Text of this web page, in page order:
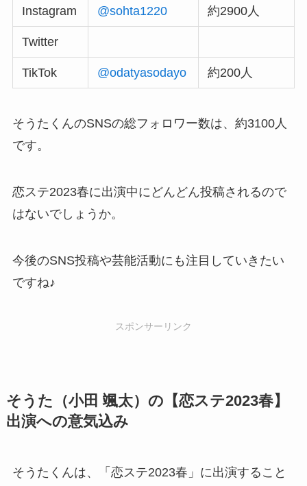
Instagram @sohta1220 約2900人
Twitter
TikTok @odatyasodayo 約200人
そうたくんのSNSの総フォロワー数は、約3100人
です。
恋ステ2023春に出演中にどんどん投稿されるので
はないでしょうか。
今後のSNS投稿や芸能活動にも注目していきたい
ですね♪
スポンサーリンク
そうた（小田 颯太）の【恋ステ2023春】
出演への意気込み
そうたくんは、「恋ステ2023春」に出演すること